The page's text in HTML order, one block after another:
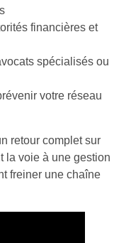
financières et
spécialisés ou
votre réseau
retour complet sur
la voie à une gestion
freiner une chaîne